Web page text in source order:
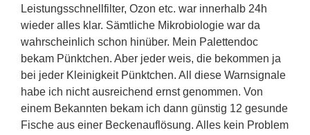
Leistungsschnellfilter, Ozon etc. war innerhalb 24h
wieder alles klar. Sämtliche Mikrobiologie war da
wahrscheinlich schon hinüber. Mein Palettendoc
bekam Pünktchen. Aber jeder weis, die bekommen ja
bei jeder Kleinigkeit Pünktchen. All diese Warnsignale
habe ich nicht ausreichend ernst genommen. Von
einem Bekannten bekam ich dann günstig 12 gesunde
Fische aus einer Beckenauflösung. Alles kein Problem